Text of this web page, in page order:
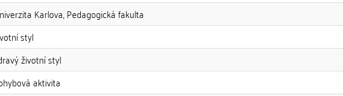
Karlova, Pedagogická fakulta
styl
životní styl
aktivita